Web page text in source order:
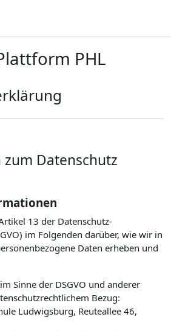
PHL
Datenschutz
13 der Datenschutz-
im Folgenden darüber, wie wir in
Daten erheben und
Sinne der DSGVO und anderer
Bezug:
Ludwigsburg, Reuteallee 46,